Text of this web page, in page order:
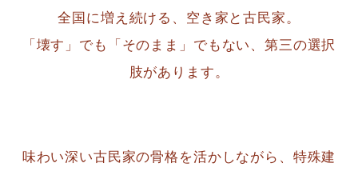
全国に増え続ける、空き家と古民家。
「壊す」でも「そのまま」でもない、第三の選択
肢があります。
味わい深い古民家の骨格を活かしながら、特殊建